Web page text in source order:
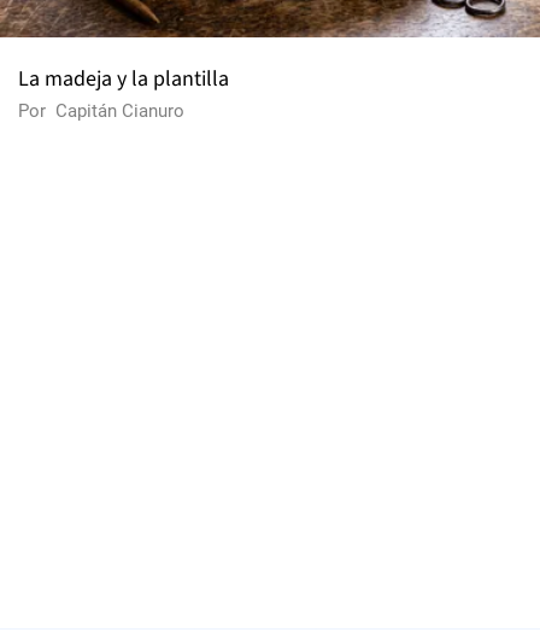
La madeja y la plantilla
Por Capitán Cianuro